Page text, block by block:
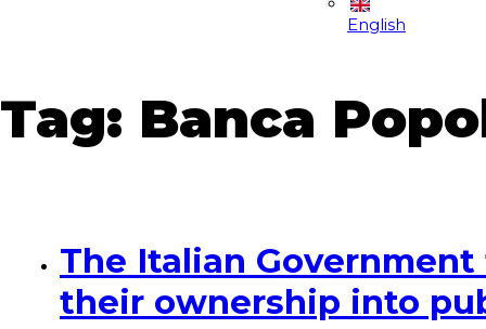
English
Tag: Banca
The Italian
their ownership into